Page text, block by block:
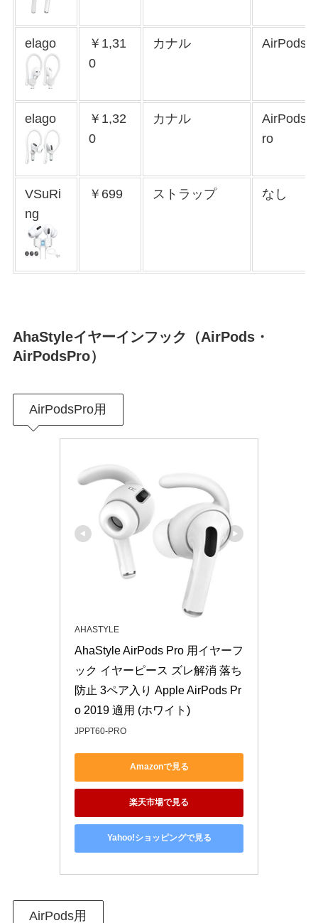
elago
￥1,31
0
カナル AirPods
elago
￥1,32
0
カナル
AirPods
ro
VSuRi
ng
￥699 ストラップ なし
AhaStyleイヤーインフック（AirPods・
AirPodsPro）
AirPodsPro用
AHASTYLE
AhaStyle AirPods Pro 用イヤーフ
ック イヤーピース ズレ解消 落ち
防止 3ペア入り Apple AirPods Pr
o 2019 適用 (ホワイト)
JPPT60-PRO
Amazonで見る
楽天市場で見る
Yahoo!ショッピングで見る
AirPods用